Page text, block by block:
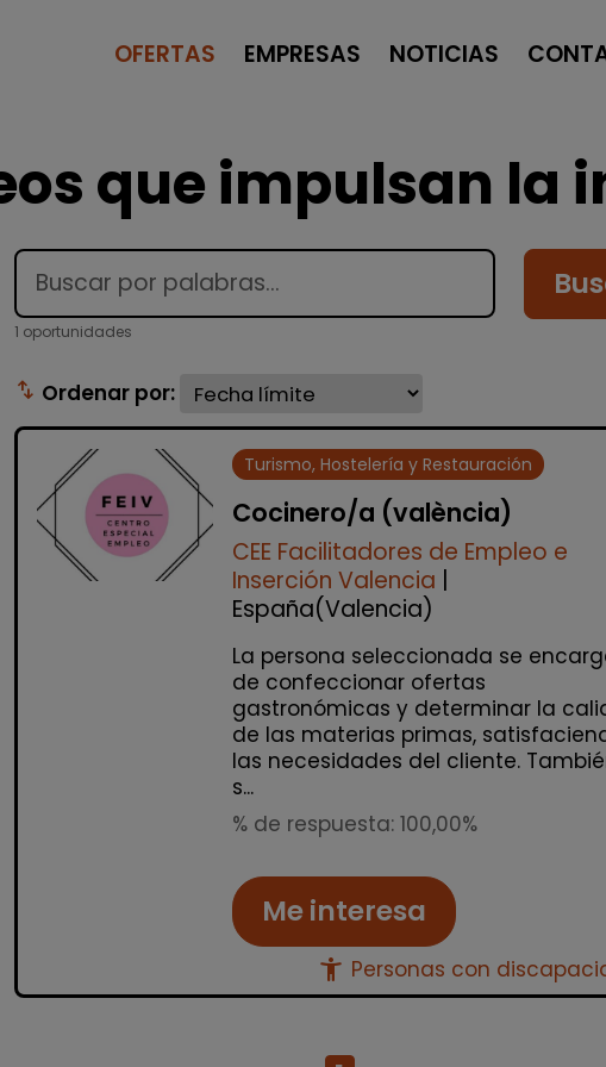
OFERTAS EMPRESAS NOTICIAS
que impulsan la
1 oportunidades
swap_vert Ordenar por:
Turismo, Hostelería y Restauración
Cocinero/a (valència)
CEE Facilitadores de Empleo e
Inserción Valencia |
España(Valencia)
La persona seleccionada se
de confeccionar ofertas
gastronómicas y determinar la
de las materias primas,
las necesidades del cliente.
s...
% de respuesta: 100,00%
Me interesa
accessibility_new Personas con